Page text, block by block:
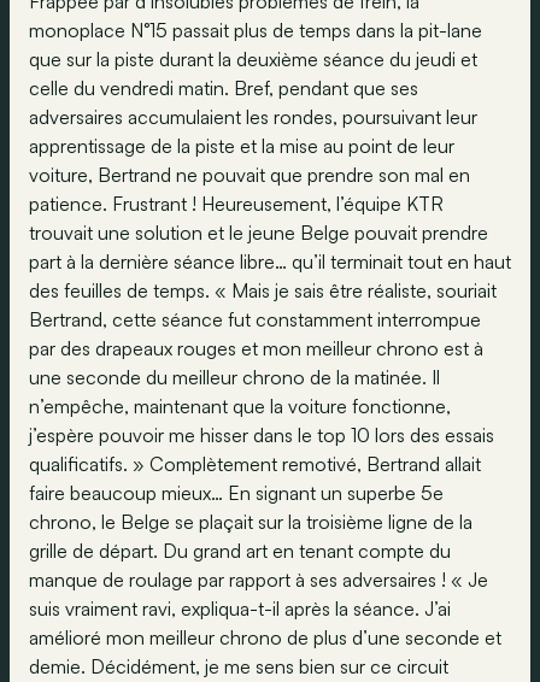
monoplace N°15 passait plus de temps dans la pit-lane
que sur la piste durant la deuxième séance du jeudi et
celle du vendredi matin. Bref, pendant que ses
adversaires accumulaient les rondes, poursuivant leur
apprentissage de la piste et la mise au point de leur
voiture, Bertrand ne pouvait que prendre son mal en
patience. Frustrant ! Heureusement, l’équipe KTR
trouvait une solution et le jeune Belge pouvait prendre
part à la dernière séance libre… qu’il terminait tout en haut
des feuilles de temps. « Mais je sais être réaliste, souriait
Bertrand, cette séance fut constamment interrompue
par des drapeaux rouges et mon meilleur chrono est à
une seconde du meilleur chrono de la matinée. Il
n’empêche, maintenant que la voiture fonctionne,
j’espère pouvoir me hisser dans le top 10 lors des essais
qualificatifs. » Complètement remotivé, Bertrand allait
faire beaucoup mieux… En signant un superbe 5e
chrono, le Belge se plaçait sur la troisième ligne de la
grille de départ. Du grand art en tenant compte du
manque de roulage par rapport à ses adversaires ! « Je
suis vraiment ravi, expliqua-t-il après la séance. J’ai
amélioré mon meilleur chrono de plus d’une seconde et
demie. Décidément, je me sens bien sur ce circuit